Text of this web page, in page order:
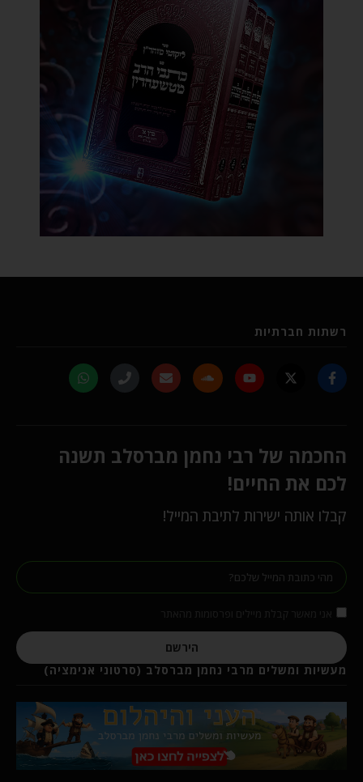
רשתות חברתיות
החכמה של רבי נחמן מברסלב תשנה
לכם את החיים!
קבלו אותה ישירות לתיבת המייל!
הירשם
מעשיות ומשלים מרבי נחמן מברסלב (סרטוני אנימציה)